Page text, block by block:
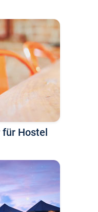
für Hostel